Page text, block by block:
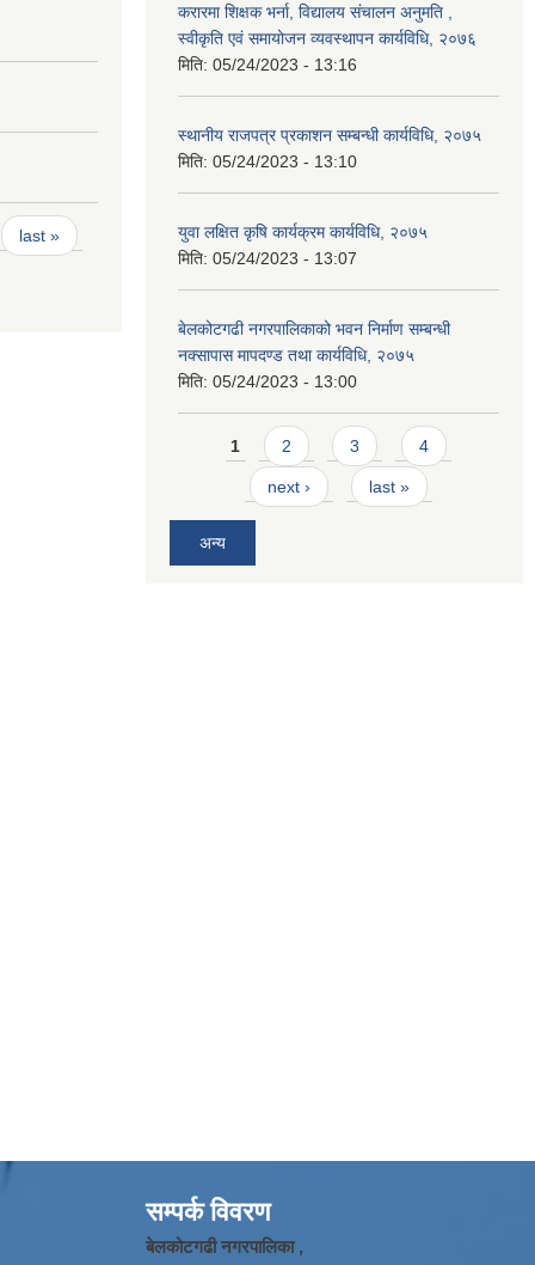
last »
करारमा शिक्षक भर्ना, विद्यालय संचालन अनुमति ,
स्वीकृति एवं समायोजन व्यवस्थापन कार्यविधि, २०७६
मिति: 05/24/2023 - 13:16
स्थानीय राजपत्र प्रकाशन सम्बन्धी कार्यविधि, २०७५
मिति: 05/24/2023 - 13:10
युवा लक्षित कृषि कार्यक्रम कार्यविधि, २०७५
मिति: 05/24/2023 - 13:07
बेलकोटगढी नगरपालिकाको भवन निर्माण सम्बन्धी
नक्सापास मापदण्ड तथा कार्यविधि, २०७५
मिति: 05/24/2023 - 13:00
Pages
1 2 3 4
next › last »
अन्य
सम्पर्क विवरण
बेलकोटगढी नगरपालिका ,